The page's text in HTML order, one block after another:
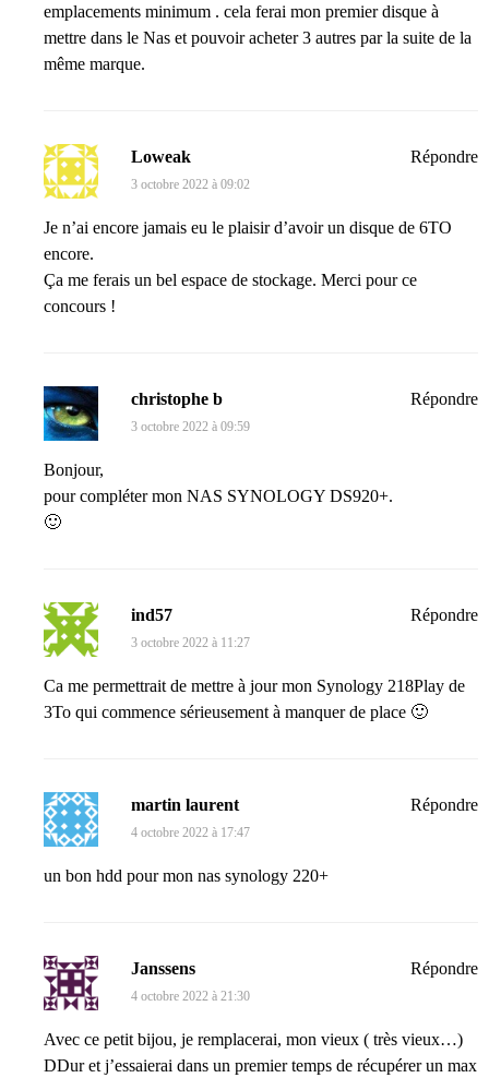
emplacements minimum . cela ferai mon premier disque à
mettre dans le Nas et pouvoir acheter 3 autres par la suite de la
même marque.
Loweak
3 octobre 2022 à 09:02
Je n’ai encore jamais eu le plaisir d’avoir un disque de 6TO
encore.
Ça me ferais un bel espace de stockage. Merci pour ce
concours !
Répondre
christophe b
3 octobre 2022 à 09:59
Bonjour,
pour compléter mon NAS SYNOLOGY DS920+.
🙂
Répondre
ind57
3 octobre 2022 à 11:27
Ca me permettrait de mettre à jour mon Synology 218Play de
3To qui commence sérieusement à manquer de place 🙂
Répondre
martin laurent
4 octobre 2022 à 17:47
un bon hdd pour mon nas synology 220+
Répondre
Janssens
4 octobre 2022 à 21:30
Avec ce petit bijou, je remplacerai, mon vieux ( très vieux…)
DDur et j’essaierai dans un premier temps de récupérer un max
Répondre